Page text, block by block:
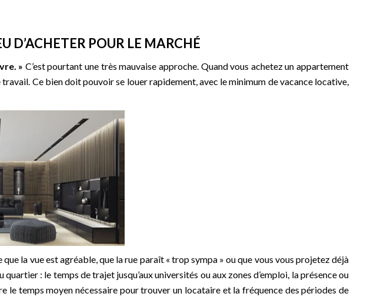
D’ACHETER POUR LE MARCHÉ
» C’est pourtant une très mauvaise approche. Quand vous achetez un appartement
Ce bien doit pouvoir se louer rapidement, avec le minimum de vacance locative,
la vue est agréable, que la rue paraît « trop sympa » ou que vous vous projetez déjà
: le temps de trajet jusqu’aux universités ou aux zones d’emploi, la présence ou
le temps moyen nécessaire pour trouver un locataire et la fréquence des périodes de